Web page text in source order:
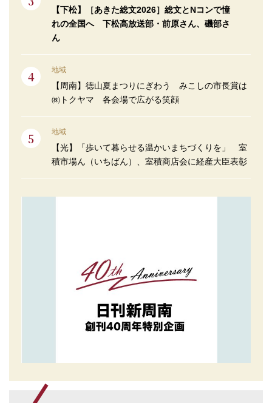
【下松】［あきた総文2026］総文とNコンで憧
れの全国へ 下松高放送部・前原さん、磯部さ
ん
地域
【周南】徳山夏まつりにぎわう みこしの市長賞は
㈱トクヤマ 各会場で広がる笑顔
地域
【光】「歩いて暮らせる温かいまちづくりを」 室
積市場ん（いちばん）、室積商店会に経産大臣表彰